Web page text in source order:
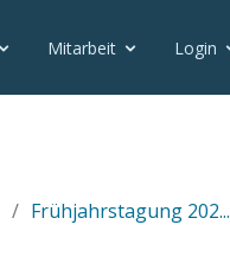
Mitarbeit Login
Frühjahrstagung 202...